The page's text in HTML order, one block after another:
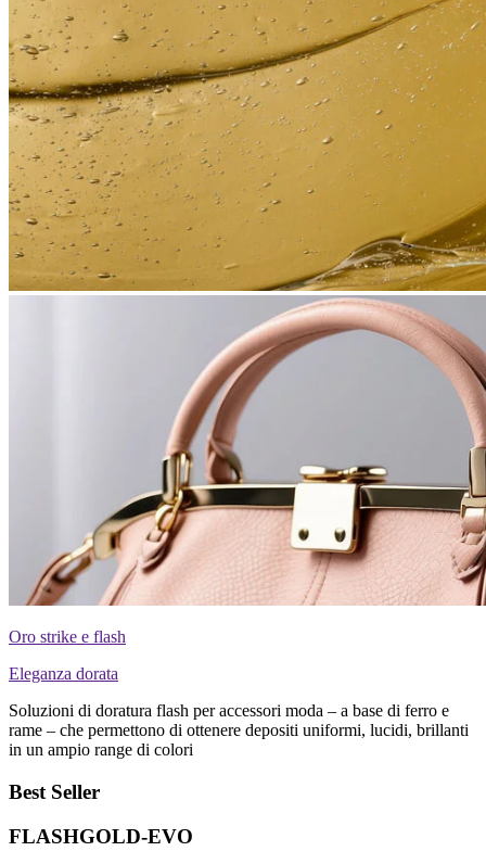
Oro strike e flash
Eleganza dorata
Soluzioni di doratura flash per accessori moda – a base di ferro e
rame – che permettono di ottenere depositi uniformi, lucidi, brillanti
in un ampio range di colori
Best Seller
FLASHGOLD-EVO